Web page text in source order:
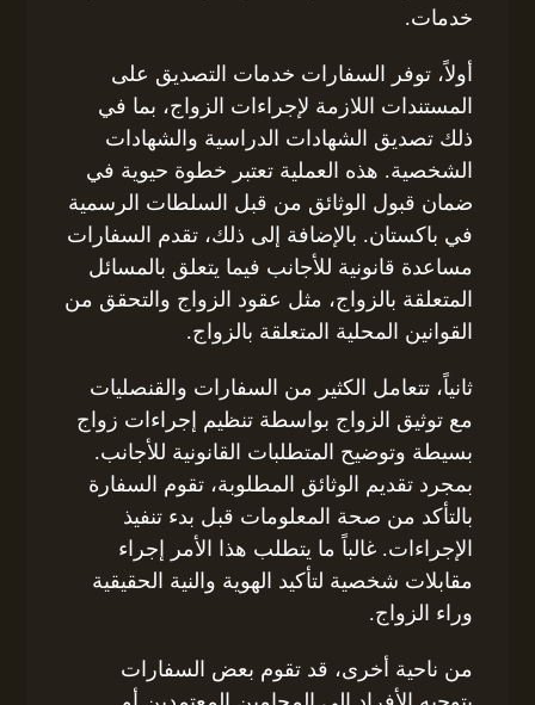
خدمات.
أولاً، توفر السفارات خدمات التصديق على
المستندات اللازمة لإجراءات الزواج، بما في
ذلك تصديق الشهادات الدراسية والشهادات
الشخصية. هذه العملية تعتبر خطوة حيوية في
ضمان قبول الوثائق من قبل السلطات الرسمية
في باكستان. بالإضافة إلى ذلك، تقدم السفارات
مساعدة قانونية للأجانب فيما يتعلق بالمسائل
المتعلقة بالزواج، مثل عقود الزواج والتحقق من
القوانين المحلية المتعلقة بالزواج.
ثانياً، تتعامل الكثير من السفارات والقنصليات
مع توثيق الزواج بواسطة تنظيم إجراءات زواج
بسيطة وتوضيح المتطلبات القانونية للأجانب.
بمجرد تقديم الوثائق المطلوبة، تقوم السفارة
بالتأكد من صحة المعلومات قبل بدء تنفيذ
الإجراءات. غالباً ما يتطلب هذا الأمر إجراء
مقابلات شخصية لتأكيد الهوية والنية الحقيقية
وراء الزواج.
من ناحية أخرى، قد تقوم بعض السفارات